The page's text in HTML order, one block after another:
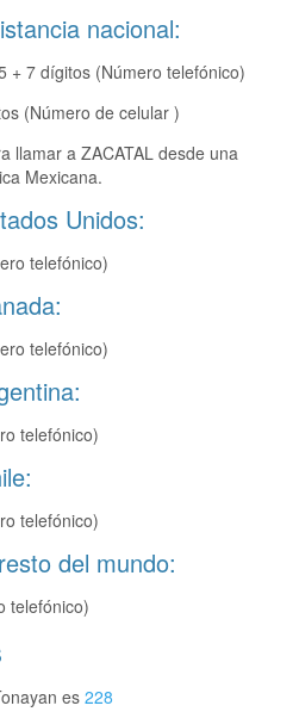
nacional:
+ 7 dígitos (Número telefónico)
(Número de celular )
llamar a ZACATAL desde una
Mexicana.
Unidos:
telefónico)
telefónico)
telefónico)
telefónico)
del mundo:
telefónico)
es 228